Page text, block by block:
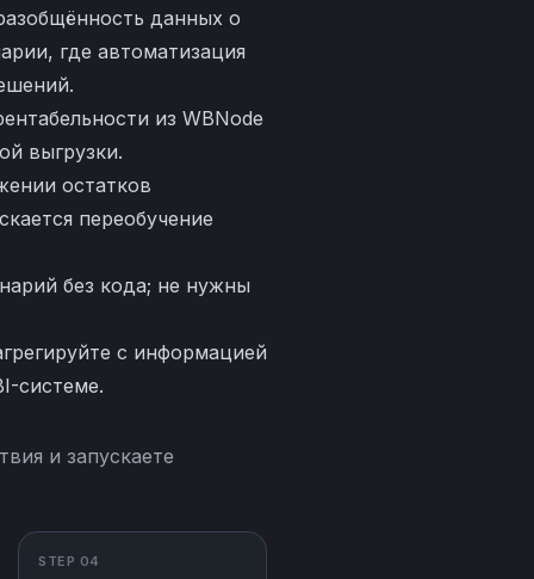
данных о
где автоматизация
из WBNode
выгрузки.
остатков
переобучение
без кода; не нужны
с информацией
системе.
и запускаете
STEP 04